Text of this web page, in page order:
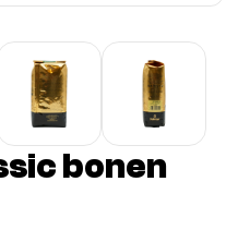
bonen